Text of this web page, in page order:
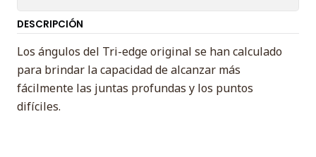
DESCRIPCIÓN
Los ángulos del Tri-edge original se han calculado
para brindar la capacidad de alcanzar más
fácilmente las juntas profundas y los puntos
difíciles.